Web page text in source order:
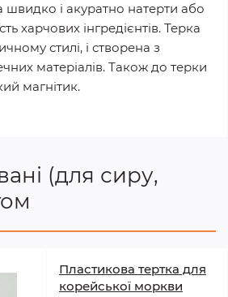
і акуратно натерти або
харчових інгредієнтів. Терка
стилі, і створена з
матеріалів. Також до терки
магнітик.
(для сиру,
Пластикова тертка для
корейської моркви